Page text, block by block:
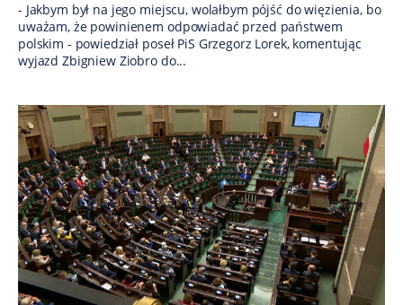
- Jakbym był na jego miejscu, wolałbym pójść do więzienia, bo
uważam, że powinienem odpowiadać przed państwem
polskim - powiedział poseł PiS Grzegorz Lorek, komentując
wyjazd Zbigniew Ziobro do...